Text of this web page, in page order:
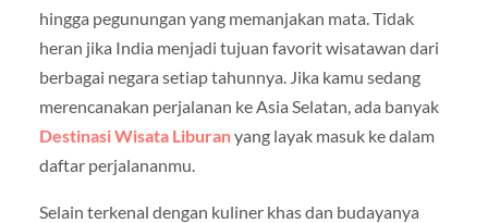
hingga pegunungan yang memanjakan mata. Tidak
heran jika India menjadi tujuan favorit wisatawan dari
berbagai negara setiap tahunnya. Jika kamu sedang
merencanakan perjalanan ke Asia Selatan, ada banyak
Destinasi Wisata Liburanyang layak masuk ke dalam
daftar perjalananmu.
Selain terkenal dengan kuliner khas dan budayanya